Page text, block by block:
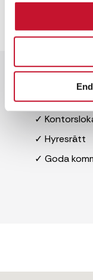
✓ 7,600 kvm
✓
✓ Hyresrätt
✓ Goda